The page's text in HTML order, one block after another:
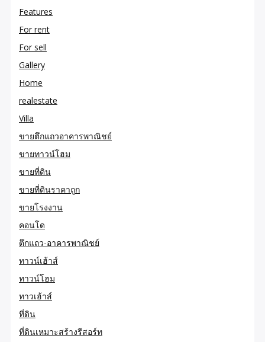
Features
For rent
For sell
Gallery
Home
realestate
Villa
ขายตึกแถวอาคารพาณิชย์
ขายทาวน์โฮม
ขายที่ดิน
ขายที่ดินราคาถูก
ขายโรงงาน
คอนโด
ตึกแถว-อาคารพาณิชย์
ทาวน์เฮ้าส์
ทาวน์โฮม
ทาวเฮ้าส์
ที่ดิน
ที่ดินเหมาะสร้างรีสอร์ท